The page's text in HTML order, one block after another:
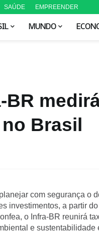
SAÚDE EMPREENDER
MUNDO
Brasil
com segurança o
investimentos, a partir
o Infra-BR reunirá
e sustentabilidade